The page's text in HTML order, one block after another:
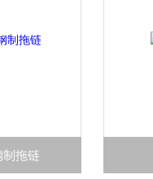
拖链